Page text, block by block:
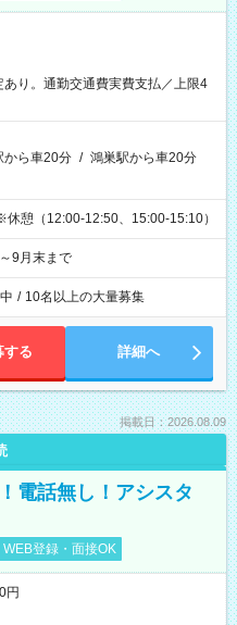
り。通勤交通費実費支払／上限4
から車20分 / 鴻巣駅から車20分
憩（12:00-12:50、15:00-15:10）
9月末まで
/ 10名以上の大量募集
する 詳細へ
掲載日：2026.08.09
電話無し！アシスタ
WEB登録・面接OK
円